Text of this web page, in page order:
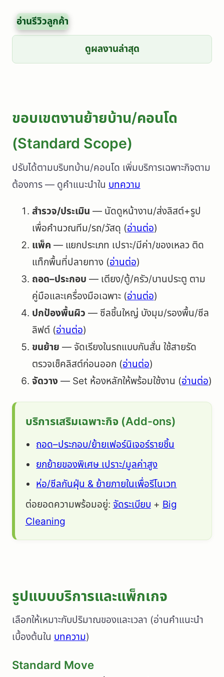
อ่านรีวิวลูกค้า
ดูผลงานล่าสุด
ขอบเขตงานย้ายบ้าน/คอนโด
(Standard Scope)
ปรับได้ตามบริบทบ้าน/คอนโด เพิ่มบริการเฉพาะกิจตาม
ต้องการ — ดูคำแนะนำใน บทความ
สำรวจ/ประเมิน — นัดดูหน้างาน/ส่งลิสต์+รูป
เพื่อคำนวณทีม/รถ/วัสดุ (อ่านต่อ)
แพ็ค — แยกประเภท เปราะ/มีค่า/ของเหลว ติด
แท็กพื้นที่ปลายทาง (อ่านต่อ)
ถอด–ประกอบ — เตียง/ตู้/ครัว/บานประตู ตาม
คู่มือและเครื่องมือเฉพาะ (อ่านต่อ)
ปกป้องพื้นผิว — ซีลชิ้นใหญ่ บังมุม/รองพื้น/ซีล
ลิฟต์ (อ่านต่อ)
ขนย้าย — จัดเรียงในรถแบบกันสั่น ใช้สายรัด
ตรวจเช็คลิสต์ก่อนออก (อ่านต่อ)
จัดวาง — Set ห้องหลักให้พร้อมใช้งาน (อ่านต่อ)
บริการเสริมเฉพาะกิจ (Add-ons)
ถอด–ประกอบ/ย้ายเฟอร์นิเจอร์รายชิ้น
ยกย้ายของพิเศษ เปราะ/มูลค่าสูง
ห่อ/ซีลกันฝุ่น & ย้ายภายในเพื่อรีโนเวท
ต่อยอดความพร้อมอยู่: จัดระเบียบ + Big
Cleaning
รูปแบบบริการและแพ็กเกจ
เลือกให้เหมาะกับปริมาณของและเวลา (อ่านคำแนะนำ
เบื้องต้นใน บทความ)
Standard Move